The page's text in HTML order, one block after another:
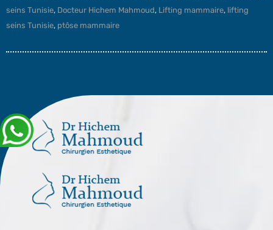
seins Tunisie, Docteur Hichem Mahmoud, Lifting mammaire, lifting
seins Tunisie, ptôse mammaire